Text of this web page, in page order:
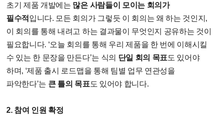
초기 제품 개발에는 많은 사람들이 모이는 회의가
필수적 입니다. 모든 회의가 그렇듯 이 회의는 왜 하는 것인지,
이 회의를 통해 내려고 하는 결과물이 무엇인지 공유하는 것이
필요합니다. ‘오늘 회의를 통해 우리 제품을 한 번에 이해시킬
수 있는 한 문장을 만든다’는 식의 단일 회의 목표 도 있어야
하며, ‘제품 출시 로드맵을 통해 팀별 업무 연관성을
파악한다’는 큰 틀의 목표 도 있어야 합니다.
2. 참여 인원 확정